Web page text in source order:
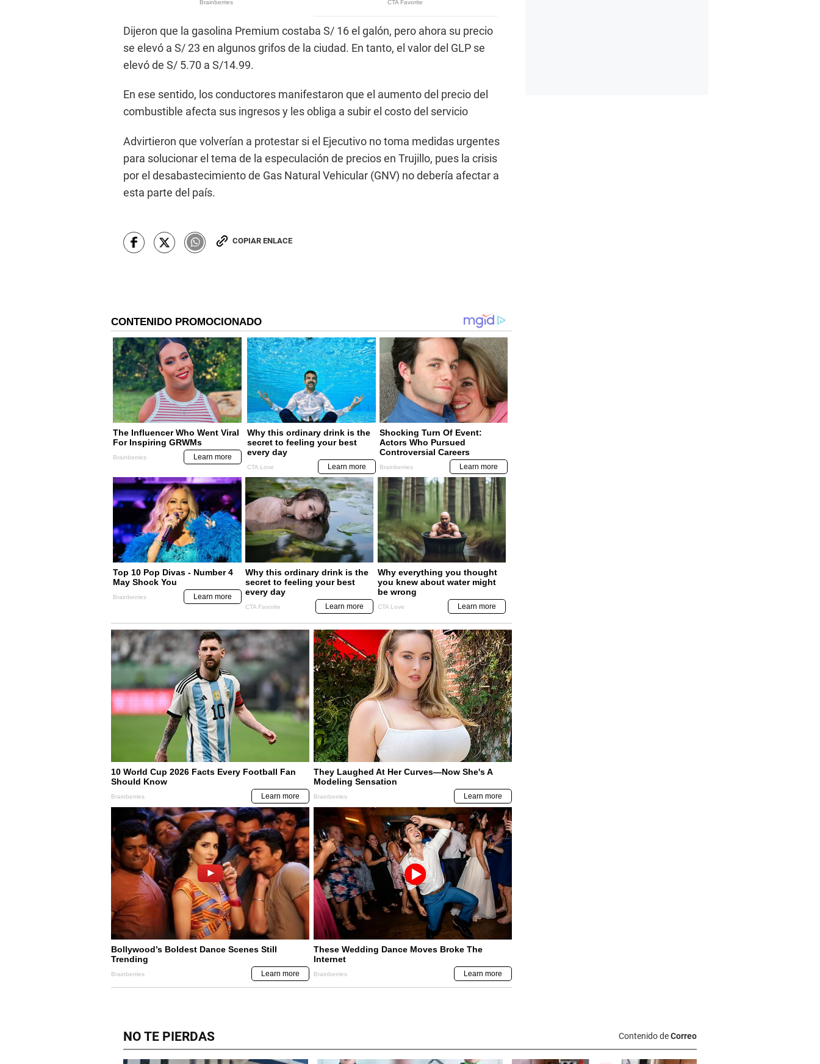
Dijeron que la gasolina Premium costaba S/ 16 el galón, pero ahora su precio
se elevó a S/ 23 en algunos grifos de la ciudad. En tanto, el valor del GLP se
elevó de S/ 5.70 a S/14.99.
En ese sentido, los conductores manifestaron que el aumento del precio del
combustible afecta sus ingresos y les obliga a subir el costo del servicio
Advirtieron que volverían a protestar si el Ejecutivo no toma medidas urgentes
para solucionar el tema de la especulación de precios en Trujillo, pues la crisis
por el desabastecimiento de Gas Natural Vehicular (GNV) no debería afectar a
esta parte del país.
COPIAR ENLACE
NO TE PIERDAS Contenido deCorreo